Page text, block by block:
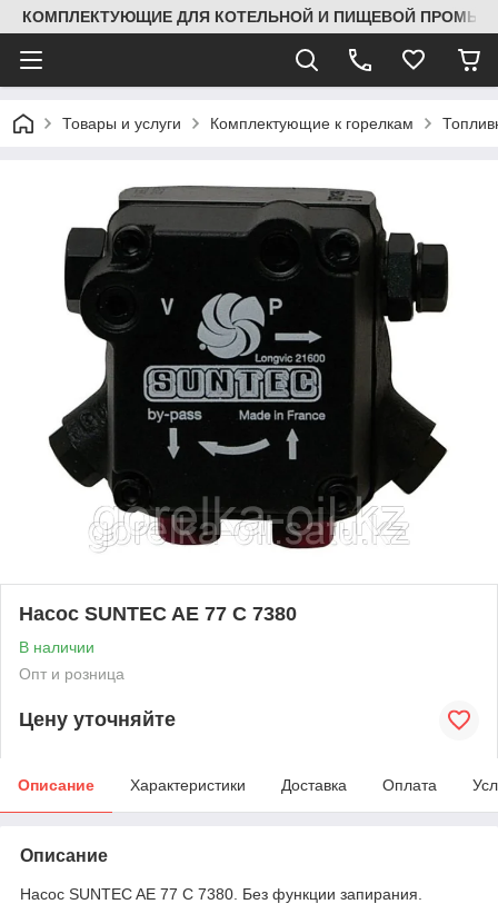
КОМПЛЕКТУЮЩИЕ ДЛЯ КОТЕЛЬНОЙ И ПИЩЕВОЙ
Товары и услуги Комплектующие к горелкам
Насос SUNTEC AE 77 C 7380
В наличии
Опт и розница
Цену уточняйте
Описание Характеристики Доставка Оплата
Описание
Насос SUNTEC AE 77 C 7380. Без функции запирания.